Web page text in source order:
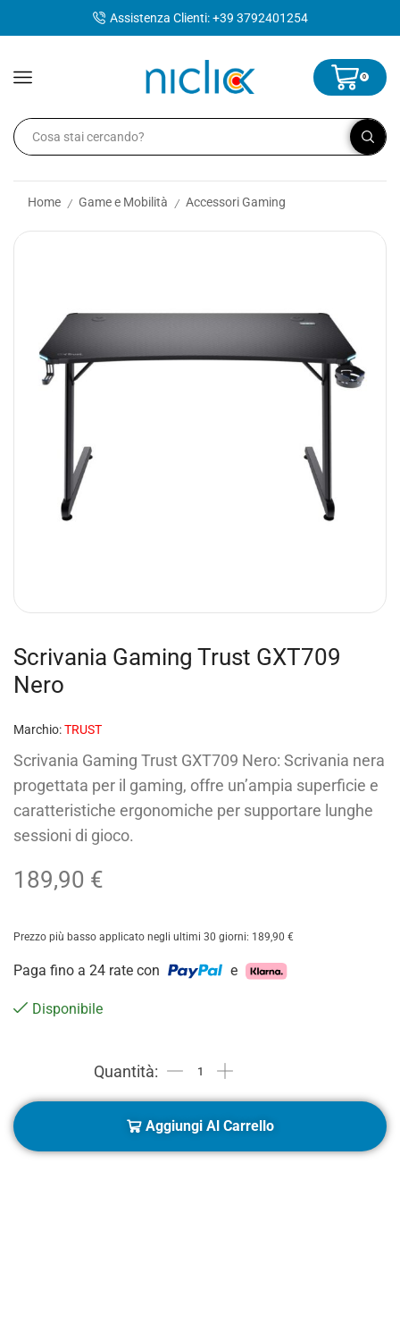
Assistenza Clienti: +39 3792401254
0
Home / Game e Mobilità / Accessori Gaming
Scrivania Gaming Trust GXT709
Nero
Marchio:TRUST
Scrivania Gaming Trust GXT709 Nero: Scrivania nera
progettata per il gaming, offre un’ampia superficie e
caratteristiche ergonomiche per supportare lunghe
sessioni di gioco.
189,90 €
Prezzo più basso applicato negli ultimi 30 giorni: 189,90 €
Paga fino a 24 rate con e
Disponibile
Aggiungi Al Carrello